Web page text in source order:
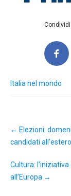
Italia nel mondo
navigation
← Elezioni:
candidati all’estero
Cultura:
all’Europa →